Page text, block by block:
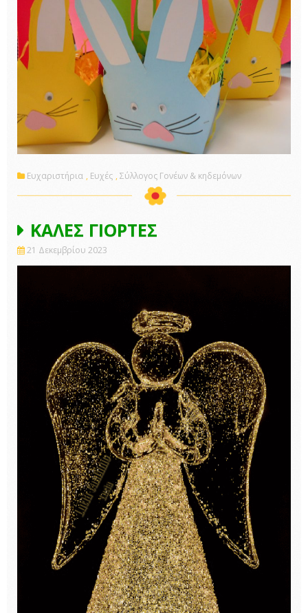
Ευχαριστήρια , Ευχές , Σύλλογος Γονέων & κηδεμόνων
ΚΑΛΕΣ ΓΙΟΡΤΕΣ
21 Δεκεμβρίου 2023